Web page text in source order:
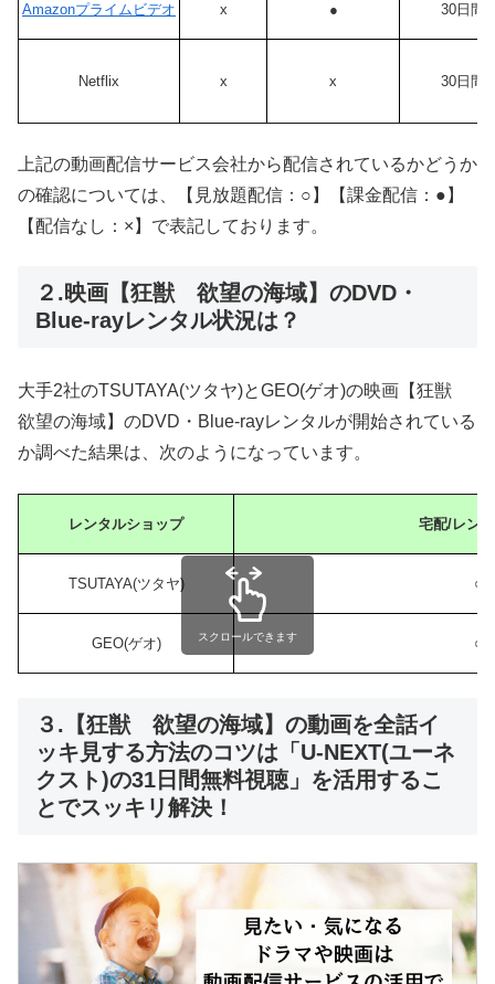
Amazonプライムビデオ x ● 30日間
Netflix x x 30日間
上記の動画配信サービス会社から配信されているかどうか
の確認については、【見放題配信：○】【課金配信：●】
【配信なし：×】で表記しております。
２.映画【狂獣 欲望の海域】のDVD・
Blue-rayレンタル状況は？
大手2社のTSUTAYA(ツタヤ)とGEO(ゲオ)の映画【狂獣
欲望の海域】のDVD・Blue-rayレンタルが開始されている
か調べた結果は、次のようになっています。
レンタルショップ 宅配/レン
TSUTAYA(ツタヤ) ○
GEO(ゲオ) ○
スクロールできます
３.【狂獣 欲望の海域】の動画を全話イ
ッキ見する方法のコツは「U-NEXT(ユーネ
クスト)の31日間無料視聴」を活用するこ
とでスッキリ解決！